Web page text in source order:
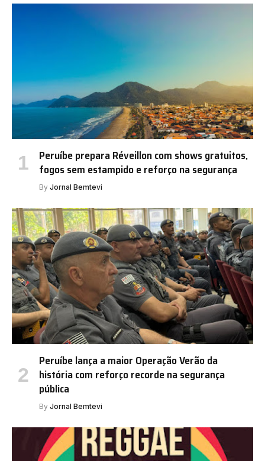
Peruíbe prepara Réveillon com shows gratuitos,
fogos sem estampido e reforço na segurança
By Jornal Bemtevi
Peruíbe lança a maior Operação Verão da
história com reforço recorde na segurança
pública
By Jornal Bemtevi